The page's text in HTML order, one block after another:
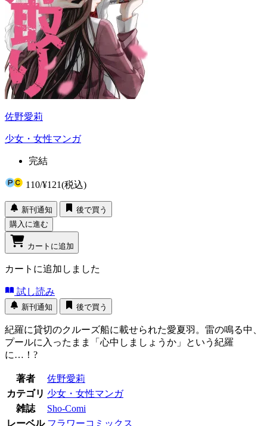
佐野愛莉
少女・女性マンガ
完結
110/¥121(税込)
新刊通知
後で買う
購入に進む
カートに追加
カートに追加しました
試し読み
新刊通知 後で買う
紀羅に貸切のクルーズ船に載せられた愛夏羽。雷の鳴る中、
プールに入ったまま「心中しましょうか」という紀羅
に…！?
著者
佐野愛莉
カテゴリ 少女・女性マンガ
雑誌
Sho-Comi
レーベル フラワーコミックス